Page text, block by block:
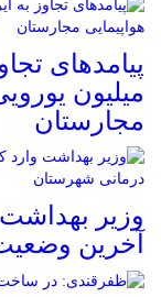
میلیون
مجارستان
وزیر
آخرین